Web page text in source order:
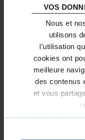
VOS
Nous et
utilisons
l’utilisation
cookies ont
meilleure
des contenus
et vous
Plus